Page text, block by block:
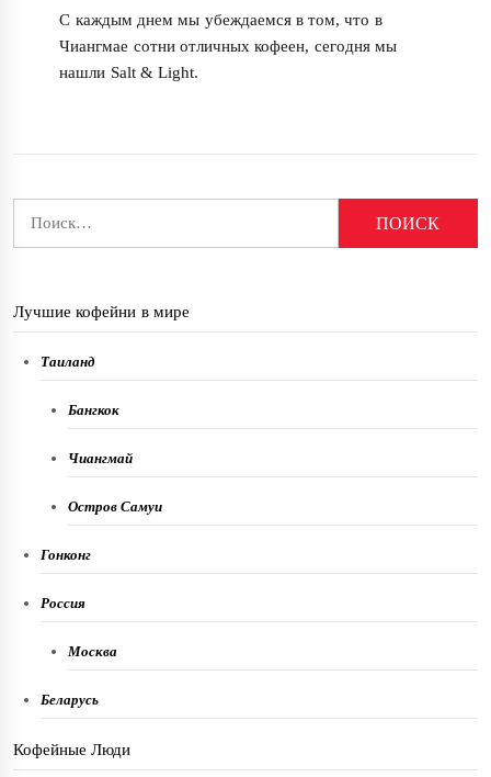
С каждым днем мы убеждаемся в том, что в
Чиангмае сотни отличных кофеен, сегодня мы
нашли Salt & Light.
Лучшие кофейни в мире
Таиланд
Бангкок
Чиангмай
Остров Самуи
Гонконг
Россия
Москва
Беларусь
Кофейные Люди